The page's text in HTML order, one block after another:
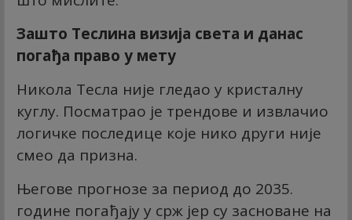
Зашто Теслина визија света и данас
погађа право у мету
Никола Тесла није гледао у кристалну
куглу. Посматрао је трендове и извлачио
логичке последице које нико други није
смео да призна.
Његове прогнозе за период до 2035.
године погађају у срж јер су засноване на